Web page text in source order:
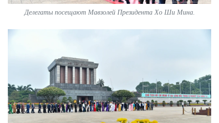
Делегаты посещают Мавзолей Президента Хо Ши Мина.